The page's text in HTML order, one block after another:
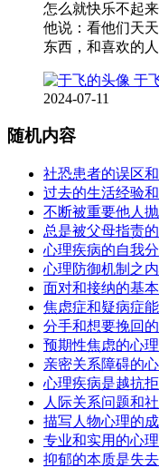
怎么就快乐不起
他说：看他们天
东西，和喜欢的
于
2024-07-11
随机内容
社恐患者的误区
过去的生活经验
不断被重要他人
总是被父母指责
心理疾病的自我
心理防御机制之
面对和接纳的基
焦虑症和疑病症
分手和想要挽回
预期性焦虑的心
亲密关系障碍的
心理疾病是越抗
人际关系问题和
描写人物心理的
专业和实用的心
抑郁的本质是失